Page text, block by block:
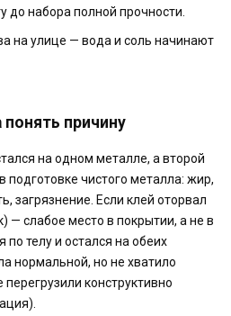
до набора полной прочности.
на улице — вода и соль начинают
причину
на одном металле, а второй
подготовке чистого металла: жир,
загрязнение. Если клей оторвал
— слабое место в покрытии, а не в
по телу и остался на обеих
нормальной, но не хватило
конструктивно